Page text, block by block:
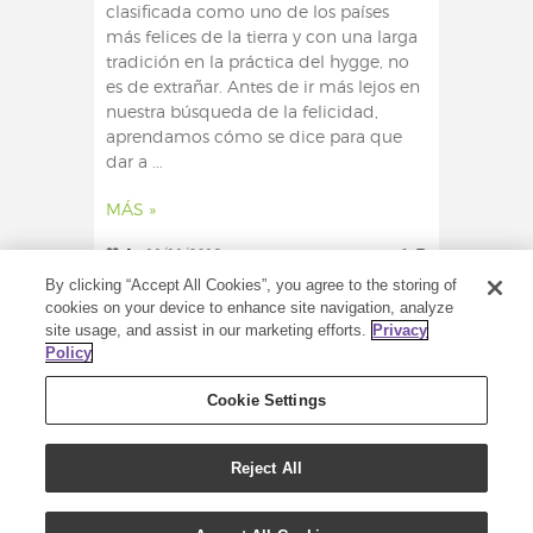
clasificada como uno de los países
más felices de la tierra y con una larga
tradición en la práctica del hygge, no
es de extrañar. Antes de ir más lejos en
nuestra búsqueda de la felicidad,
aprendamos cómo se dice para que
dar a ...
MÁS »
1 11/11/2019 0
DERECHOS DE AUTOR (C) 2020 - TODOS LOS
By clicking “Accept All Cookies”, you agree to the storing of
cookies on your device to enhance site navigation, analyze
site usage, and assist in our marketing efforts. Privacy
Policy
Cookie Settings
Reject All